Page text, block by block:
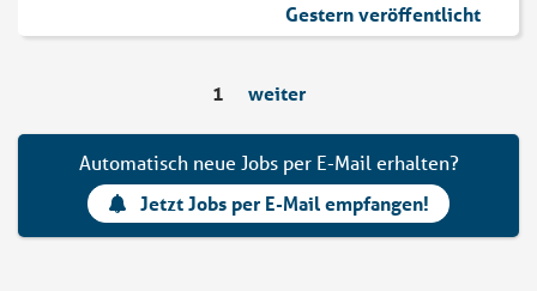
Gestern veröffentlicht
1 weiter
Automatisch neue Jobs per E-Mail erhalten?
Jetzt Jobs per E-Mail empfangen!